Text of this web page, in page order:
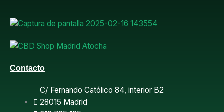
o
o
k
Contacto
C/ Fernando Católico 84, interior B2
28015 Madrid